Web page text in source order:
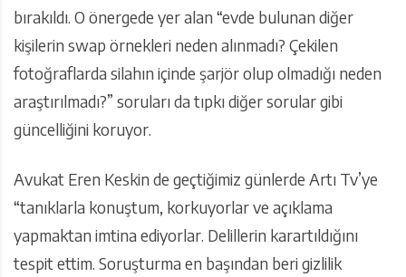
bırakıldı. O önergede yer alan “evde bulunan diğer
kişilerin swap örnekleri neden alınmadı? Çekilen
fotoğraflarda silahın içinde şarjör olup olmadığı neden
araştırılmadı?” soruları da tıpkı diğer sorular gibi
güncelliğini koruyor.
Avukat Eren Keskin de geçtiğimiz günlerde Artı Tv’ye
“tanıklarla konuştum, korkuyorlar ve açıklama
yapmaktan imtina ediyorlar. Delillerin karartıldığını
tespit ettim. Soruşturma en başından beri gizlilik